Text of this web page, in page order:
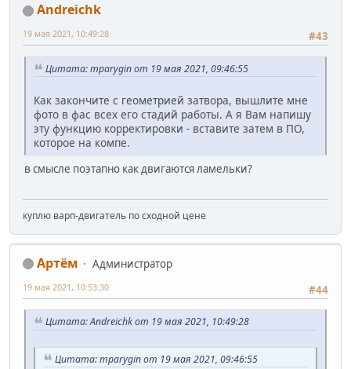
Andreichk
#43
19 мая 2021, 10:49:28
Цитата: mparygin от 19 мая 2021, 09:46:55
Как закончите с геометрией затвора, вышлите мне
фото в фас всех его стадий работы. А я Вам напишу
эту функцию корректировки - вставите затем в ПО,
которое на компе.
в смысле поэтапно как двигаются ламельки?
куплю варп-двигатель по сходной цене
Артём
Администратор
#44
19 мая 2021, 10:53:30
Цитата: Andreichk от 19 мая 2021, 10:49:28
Цитата: mparygin от 19 мая 2021, 09:46:55